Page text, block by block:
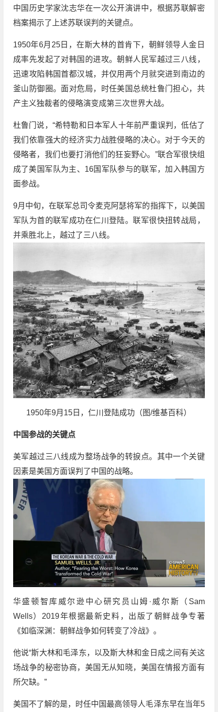
中国历史学家沈志华在一次公开演讲中，根据苏联解密
档案揭示了上述苏联误判的关键点。
1950年6月25日，在斯大林的首肯下，朝鲜领导人金日
成率先发起了对韩国的进攻。朝鲜人民军越过三八线，
迅速攻陷韩国首都汉城，并仅用两个月就突进到南边的
釜山防御圈。面对危局，时任美国总统杜鲁门担心，共
产主义独裁者的侵略演变成第三次世界大战。
杜鲁门说，“希特勒和日本军人十年前严重误判，低估了
我们依靠强大的经济实力战胜侵略的决心。对于今天的
侵略者，我们也要打消他们的狂妄野心。”联合军很快组
成了美国军队为主、16国军队参与的联军，加入韩国方
面参战。
9月中旬，在联军总司令麦克阿瑟将军的指挥下，以美国
军队为首的联军成功在仁川登陆。联军很快扭转战局，
并乘胜北上，越过了三八线。
1950年9月15日，仁川登陆成功（图/维基百科）
中国参战的关键点
美军越过三八线成为整场战争的转捩点。其中一个关键
因素是美国方面误判了中国的战略。
华盛顿智库威尔逊中心研究员山姆·威尔斯（Sam
Wells）2019年根据最新史料，出版了朝鲜战争专著
《如临深渊：朝鲜战争如何转变了冷战》。
他说“斯大林和毛泽东，以及斯大林和金日成之间有关这
场战争的秘密协商，美国无从知晓，美国在情报方面有
所欠缺。”
美国不了解的是，时任中国最高领导人毛泽东早在当年5